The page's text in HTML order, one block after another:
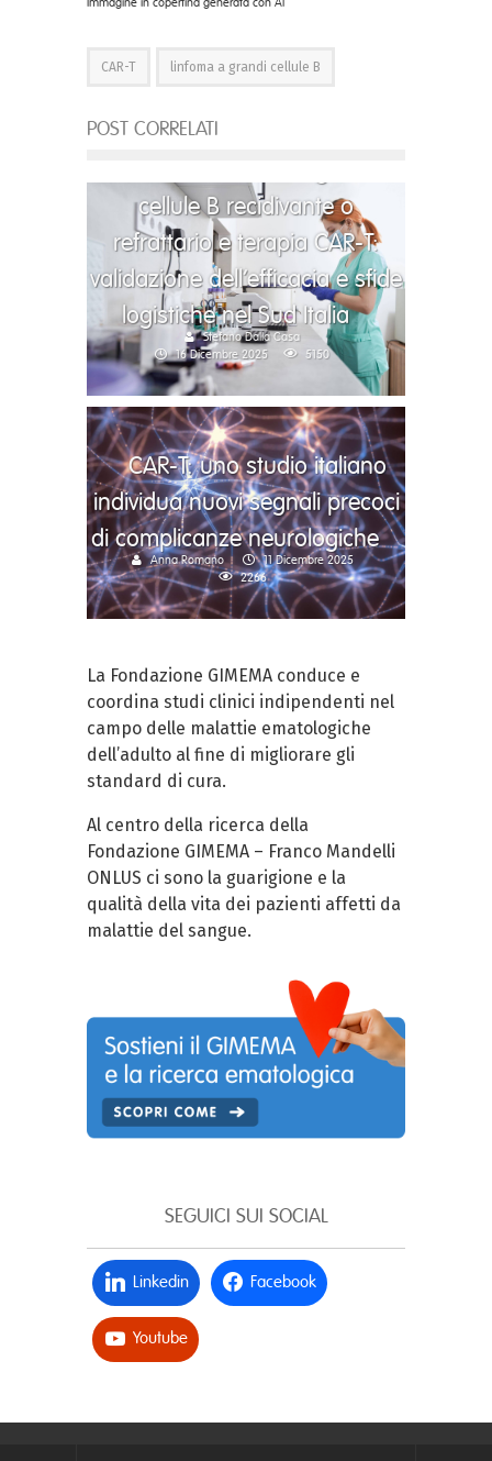
CAR-T linfoma a grandi cellule B
POST CORRELATI
cellule B recidivante o
refrattario e terapia CAR-T:
validazione dell’efficacia e sfide
logistiche nel Sud Italia
Stefano Dalla Casa
16 Dicembre 2025
5150
CAR-T: uno studio italiano
individua nuovi segnali precoci
di complicanze neurologiche
Anna Romano
11 Dicembre 2025
2266
La Fondazione GIMEMA conduce e
coordina studi clinici indipendenti nel
campo delle malattie ematologiche
dell’adulto al fine di migliorare gli
standard di cura.
Al centro della ricerca della
Fondazione GIMEMA – Franco Mandelli
ONLUS ci sono la guarigione e la
qualità della vita dei pazienti affetti da
malattie del sangue.
SEGUICI SUI SOCIAL
Linkedin Facebook
Youtube